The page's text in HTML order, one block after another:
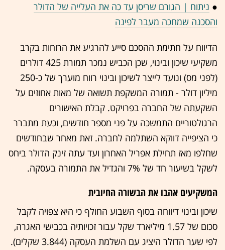
● ניתוח | הגורם שריסן עד כה את העלייה של הדולר
והסכנה שמחכה מעבר לפינה
הדיווח על חתימת ההסכם סייע להרגיע את הרוחות בקרב
משקיעי שיכון ובינוי, שכן הכביש נמכר תמורת 425 דולרים
(לפני מס) ונועד לייצר לשיכון ובינוי רווח מוערך של כ-250
מיליון דולר - תמורה המשקפת תשואה של מאות אחוזים על
השקעתה של החברה בפרויקט. קבלת האישורים
הרגולטוריים התמשכה על פני מספר חודשים, וכעת מתברר
כי הציפייה דווקא השתלמה לחברה. זאת מאחר שבחודשים
שחלפו מאז תחילת אפריל האחרון ועד עתה זינק הדולר ביחס
לשקל בשיעור חד של 7% והגדיל את התמורה בעסקה.
המשקיעים אהבו את הבשורה החיובית
שיכון ובינוי דיווחה בסוף השבוע החולף כי היא צפויה לקבל
סכום של 1.57 מיליארד שקל עבור זכויותיה בכבישי האגרה,
לפי שער הדולר היציג עם השלמת העסקה (3.844 שקלים).